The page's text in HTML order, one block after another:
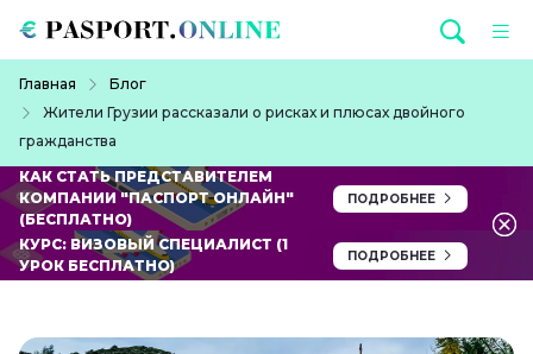
Главная
Блог
Жители Грузии рассказали о рисках и плюсах двойного
гражданства
КАК СТАТЬ ПРЕДСТАВИТЕЛЕМ
КОМПАНИИ "ПАСПОРТ ОНЛАЙН"
(БЕСПЛАТНО)
ПОДРОБНЕЕ
КУРС: ВИЗОВЫЙ СПЕЦИАЛИСТ (1
УРОК БЕСПЛАТНО)
ПОДРОБНЕЕ